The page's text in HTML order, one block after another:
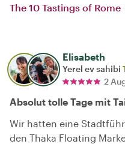
The 10 Tastings of Rome
Elisabeth
Yerel ev sahibi
2
Absolut tolle Tage mit
Wir hatten eine
den Thaka Floating